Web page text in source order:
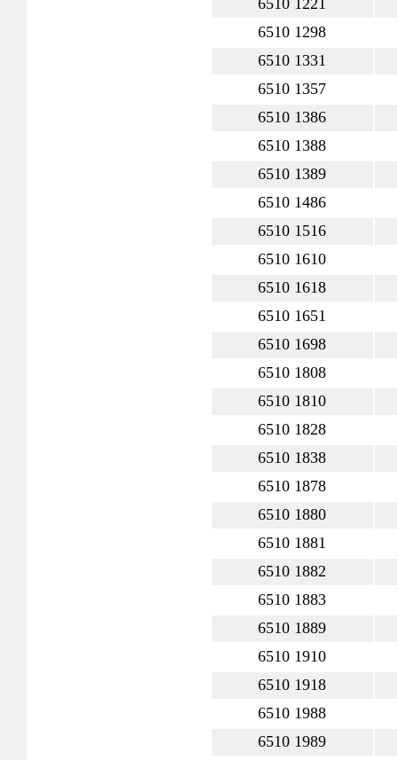
6510 1221
6510 1298
6510 1331
6510 1357
6510 1386
6510 1388
6510 1389
6510 1486
6510 1516
6510 1610
6510 1618
6510 1651
6510 1698
6510 1808
6510 1810
6510 1828
6510 1838
6510 1878
6510 1880
6510 1881
6510 1882
6510 1883
6510 1889
6510 1910
6510 1918
6510 1988
6510 1989